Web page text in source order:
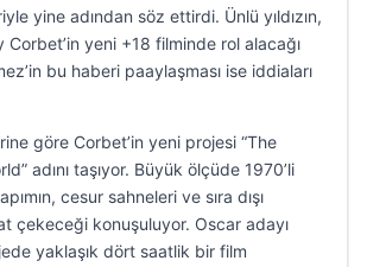
yine adından söz ettirdi. Ünlü yıldızın,
yeni +18 filminde rol alacağı
bu haberi paaylaşması ise iddiaları
göre Corbet’in yeni projesi “The
adını taşıyor. Büyük ölçüde 1970’li
cesur sahneleri ve sıra dışı
çekeceği konuşuluyor. Oscar adayı
yaklaşık dört saatlik bir film